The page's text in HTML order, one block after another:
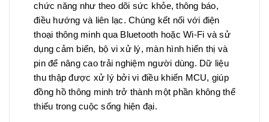
chức năng như theo dõi sức khỏe, thông báo,
điều hướng và liên lạc. Chúng kết nối với điện
thoại thông minh qua Bluetooth hoặc Wi-Fi và sử
dụng cảm biến, bộ vi xử lý, màn hình hiển thị và
pin để nâng cao trải nghiệm người dùng. Dữ liệu
thu thập được xử lý bởi vi điều khiển MCU, giúp
đồng hồ thông minh trở thành một phần không thể
thiếu trong cuộc sống hiện đại.